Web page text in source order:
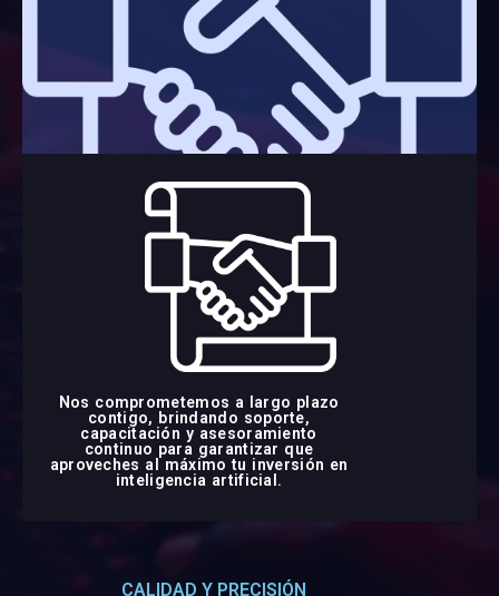
Nos comprometemos a largo plazo
contigo, brindando soporte,
capacitación y asesoramiento
continuo para garantizar que
aproveches al máximo tu inversión en
inteligencia artificial.
CALIDAD Y PRECISIÓN